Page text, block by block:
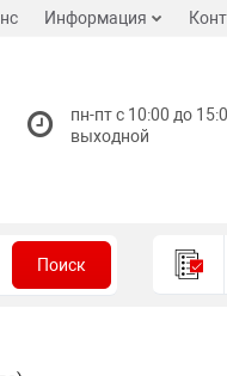
Информация
пн-пт с 10:00 до
выходной
Поиск